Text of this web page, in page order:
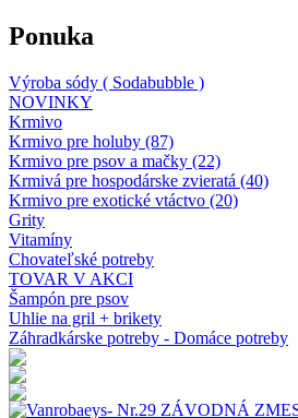
Ponuka
Výroba sódy ( Sodabubble )
NOVINKY
Krmivo
Krmivo pre holuby (87)
Krmivo pre psov a mačky (22)
Krmivá pre hospodárske zvieratá (40)
Krmivo pre exotické vtáctvo (20)
Grity
Vitamíny
Chovateľské potreby
TOVAR V AKCI
Šampón pre psov
Uhlie na gril + brikety
Záhradkárske potreby - Domáce potreby